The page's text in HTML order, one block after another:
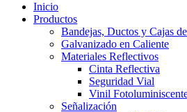
Inicio
Productos
Bandejas, Ductos y Cajas
Galvanizado en Caliente
Materiales Reflectivos
Cinta Reflectiva
Seguridad Vial
Vinil
Señalización